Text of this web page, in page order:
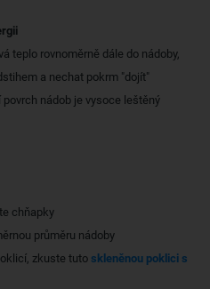
teplo rovnoměrně dále do nádoby,
a nechat pokrm "dojít"
nádob je vysoce leštěný
chňapky
průměru nádoby
zkuste tuto skleněnou poklici s